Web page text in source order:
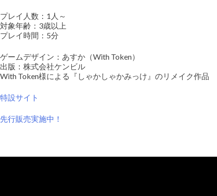
プレイ人数：1人～
対象年齢：3歳以上
プレイ時間：5分
ゲームデザイン：あすか（With Token）
出版：株式会社ケンビル
With Token様による『しゃかしゃかみっけ』のリメイク作品
特設サイト
先行販売実施中！